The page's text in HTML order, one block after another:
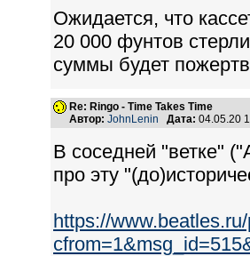
Ожидается, что
20 000 фунтов
суммы будет
Re: Ringo - Time Takes Time
Автор: JohnLenin Дата: 04.05.20
В соседней "ветке"
про эту
https://